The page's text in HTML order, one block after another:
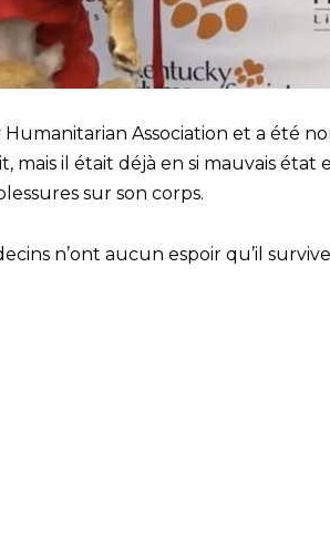
Association et a été
il était déjà en si mauvais état
sur son corps.
n’ont aucun espoir qu’il